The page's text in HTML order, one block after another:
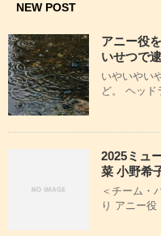
NEW POST
アニー役
いせつで
いやいやい
ど。 ヘッド
2025ミュ
菜 小野希
＜チーム・
り アニー役